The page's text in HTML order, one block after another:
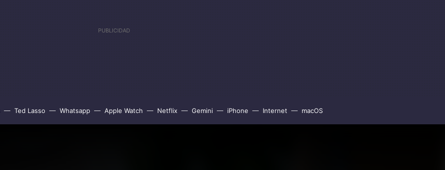
Ted Lasso Whatsapp Apple Watch Netflix Gemini iPhone Internet macOS